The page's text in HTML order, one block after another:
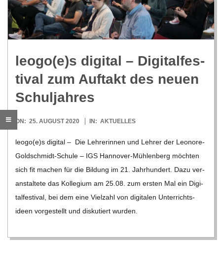
R
E
-
G
O
L
D
S
C
leogo(e)s digi­tal – Digi­tal­fes­
ti­val zum Auf­takt des neuen
Schuljahres
2020-
ON: 25. AUGUST 2020 IN: AKTUELLES
leogo(e)s digi­tal – Die Leh­re­rin­nen und Leh­rer der Leo­­nore-
Gol­d­­schmidt-Schule – IGS Han­­no­­ver-Müh­­len­­berg möch­ten
sich fit machen für die Bil­dung im 21. Jahr­hun­dert. Dazu ver­
an­stal­tete das Kol­le­gium am 25.08. zum ers­ten Mal ein Digi­
tal­fes­ti­val, bei dem eine Viel­zahl von digi­ta­len Unter­richts­
ideen vor­ge­stellt und dis­ku­tiert wur­den.